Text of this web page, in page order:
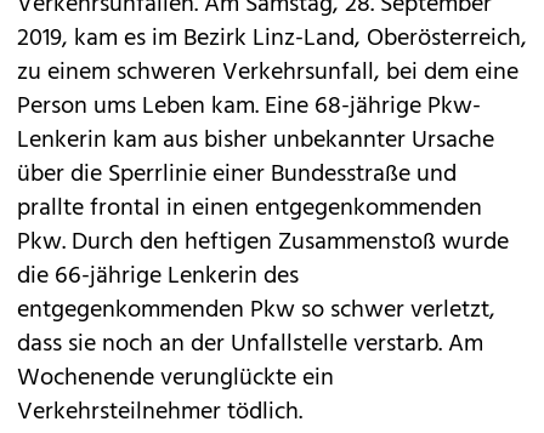
2019, kam es im Bezirk Linz-Land, Oberösterreich,
zu einem schweren Verkehrsunfall, bei dem eine
Person ums Leben kam. Eine 68-jährige Pkw-
Lenkerin kam aus bisher unbekannter Ursache
über die Sperrlinie einer Bundesstraße und
prallte frontal in einen entgegenkommenden
Pkw. Durch den heftigen Zusammenstoß wurde
die 66-jährige Lenkerin des
entgegenkommenden Pkw so schwer verletzt,
dass sie noch an der Unfallstelle verstarb. Am
Wochenende verunglückte ein
Verkehrsteilnehmer tödlich.